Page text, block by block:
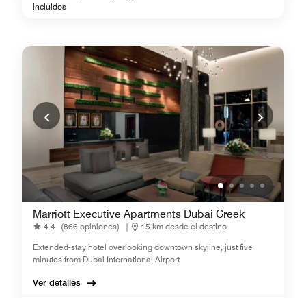
incluidos
Marriott Executive Apartments Dubai Creek
4.4 (866 opiniones) |
15 km desde el destino
Extended-stay hotel overlooking downtown skyline, just five
minutes from Dubai International Airport
Ver detalles